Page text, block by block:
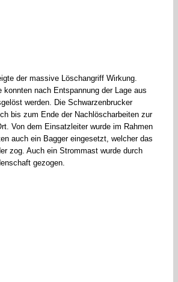
der massive Löschangriff Wirkung.
konnten nach Entspannung der Lage aus
werden. Die Schwarzenbrucker
bis zum Ende der Nachlöscharbeiten zur
Von dem Einsatzleiter wurde im Rahmen
auch ein Bagger eingesetzt, welcher das
zog. Auch ein Strommast wurde durch
gezogen.